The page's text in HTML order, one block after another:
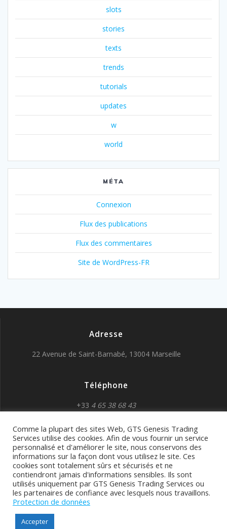
slots
stories
texts
trends
tutorials
updates
w
world
MÉTA
Connexion
Flux des publications
Flux des commentaires
Site de WordPress-FR
Adresse
22 Avenue de Saint-Barnabé, 13004 Marseille
Téléphone
+33 4 65 38 68 43
GTS Genesis Trading
Services
© 2026 GTS Genesis Trading Services. Construit avec
Comme la plupart des sites Web, GTS Genesis Trading
Services utilise des cookies. Afin de vous fournir un service
personnalisé et d'améliorer le site, nous conservons des
informations sur la façon dont vous utilisez le site. Ces
cookies sont totalement sûrs et sécurisés et ne
contiendront jamais d'informations sensibles. Ils sont
utilisés uniquement par GTS Genesis Trading Services ou
les partenaires de confiance avec lesquels nous travaillons.
Protection de données
Accepter